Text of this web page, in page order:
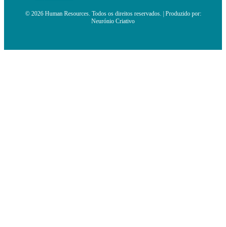
© 2026 Human Resources. Todos os direitos reservados. | Produzido por:
Neurónio Criativo